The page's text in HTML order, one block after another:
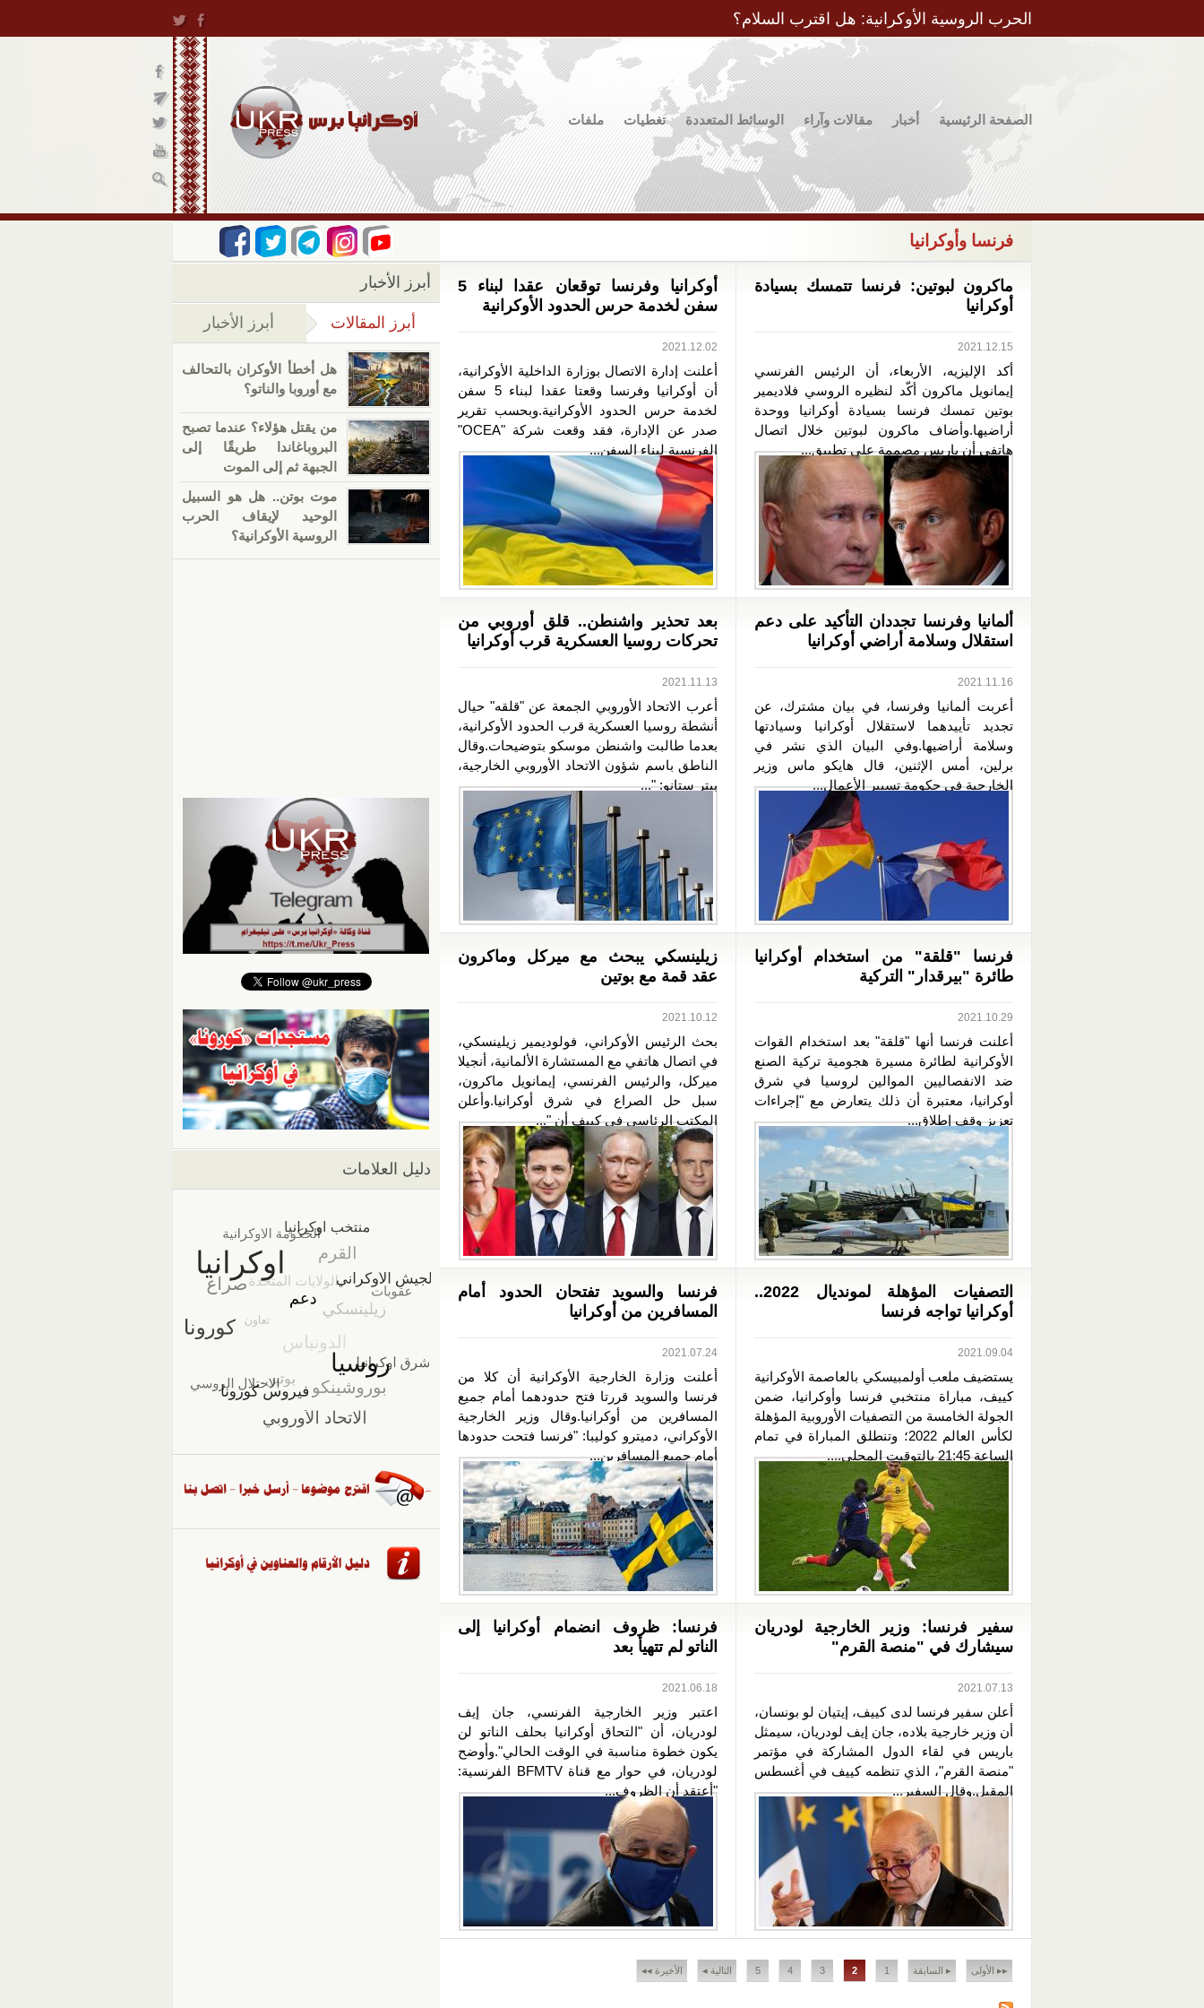
الحرب الروسية الأوكرانية: هل اقترب السلام؟
الصفحة الرئيسية أخبار مقالات وآراء الوسائط المتعددة تغطيات ملفات
فرنسا وأوكرانيا
ماكرون لبوتين: فرنسا تتمسك بسيادة
أوكرانيا
2021.12.15
أكد الإليزيه، الأربعاء، أن الرئيس الفرنسي
إيمانويل ماكرون أكّد لنظيره الروسي فلاديمير
بوتين تمسك فرنسا بسيادة أوكرانيا ووحدة
أراضيها.وأضاف ماكرون لبوتين خلال اتصال
هاتفي أن باريس مصممة على تطبيق...
أوكرانيا وفرنسا توقعان عقدا لبناء 5
سفن لخدمة حرس الحدود الأوكرانية
2021.12.02
أعلنت إدارة الاتصال بوزارة الداخلية الأوكرانية،
أن أوكرانيا وفرنسا وقعتا عقدا لبناء 5 سفن
لخدمة حرس الحدود الأوكرانية.وبحسب تقرير
صدر عن الإدارة، فقد وقعت شركة "OCEA"
الفرنسية لبناء السفن...
ألمانيا وفرنسا تجددان التأكيد على دعم
استقلال وسلامة أراضي أوكرانيا
2021.11.16
أعربت ألمانيا وفرنسا، في بيان مشترك، عن
تجديد تأييدهما لاستقلال أوكرانيا وسيادتها
وسلامة أراضيها.وفي البيان الذي نشر في
برلين، أمس الإثنين، قال هايكو ماس وزير
الخارجية في حكومة تسيير الأعمال...
بعد تحذير واشنطن.. قلق أوروبي من
تحركات روسيا العسكرية قرب أوكرانيا
2021.11.13
أعرب الاتحاد الأوروبي الجمعة عن "قلقه" حيال
أنشطة روسيا العسكرية قرب الحدود الأوكرانية،
بعدما طالبت واشنطن موسكو بتوضيحات.وقال
الناطق باسم شؤون الاتحاد الأوروبي الخارجية،
بيتر ستانو: "...
فرنسا "قلقة" من استخدام أوكرانيا
طائرة "بيرقدار" التركية
2021.10.29
أعلنت فرنسا أنها "قلقة" بعد استخدام القوات
الأوكرانية لطائرة مسيرة هجومية تركية الصنع
ضد الانفصاليين الموالين لروسيا في شرق
أوكرانيا، معتبرة أن ذلك يتعارض مع "إجراءات
تعزيز وقف إطلاق...
زيلينسكي يبحث مع ميركل وماكرون
عقد قمة مع بوتين
2021.10.12
بحث الرئيس الأوكراني، فولوديمير زيلينسكي،
في اتصال هاتفي مع المستشارة الألمانية، أنجيلا
ميركل، والرئيس الفرنسي، إيمانويل ماكرون،
سبل حل الصراع في شرق أوكرانيا.وأعلن
المكتب الرئاسي في كييف أن "...
التصفيات المؤهلة لمونديال 2022..
أوكرانيا تواجه فرنسا
2021.09.04
يستضيف ملعب أولمبيسكي بالعاصمة الأوكرانية
كييف، مباراة منتخبي فرنسا وأوكرانيا، ضمن
الجولة الخامسة من التصفيات الأوروبية المؤهلة
لكأس العالم 2022؛ وتنطلق المباراة في تمام
الساعة 21:45 بالتوقيت المحلي....
فرنسا والسويد تفتحان الحدود أمام
المسافرين من أوكرانيا
2021.07.24
أعلنت وزارة الخارجية الأوكرانية أن كلا من
فرنسا والسويد قررتا فتح حدودهما أمام جميع
المسافرين من أوكرانيا.وقال وزير الخارجية
الأوكراني، دميترو كوليبا: "فرنسا فتحت حدودها
أمام جميع المسافرين...
سفير فرنسا: وزير الخارجية لودريان
سيشارك في "منصة القرم"
2021.07.13
أعلن سفير فرنسا لدى كييف، إيتيان لو بونسان،
أن وزير خارجية بلاده، جان إيف لودريان، سيمثل
باريس في لقاء الدول المشاركة في مؤتمر
"منصة القرم"، الذي تنظمه كييف في أغسطس
المقبل.وقال السفير...
فرنسا: ظروف انضمام أوكرانيا إلى
الناتو لم تتهيأ بعد
2021.06.18
اعتبر وزير الخارجية الفرنسي، جان إيف
لودريان، أن "التحاق أوكرانيا بحلف الناتو لن
يكون خطوة مناسبة في الوقت الحالي".وأوضح
لودريان، في حوار مع قناة BFMTV الفرنسية:
"أعتقد أن الظروف...
الصفحات
▸▸ الأولى ▸ السابقة 1
2
3
4
5 التالية ◂ الأخيرة ◂◂
أبرز الأخبار
أبرز المقالات (علامة التبويب النشطة)
أبرز الأخبار
هل أخطأ الأوكران بالتحالف
مع أوروبا والناتو؟
من يقتل هؤلاء؟ عندما تصبح
البروباغاندا طريقًا إلى
الجبهة ثم إلى الموت
موت بوتن.. هل هو السبيل
الوحيد لإيقاف الحرب
الروسية الأوكرانية؟
دليل العلامات